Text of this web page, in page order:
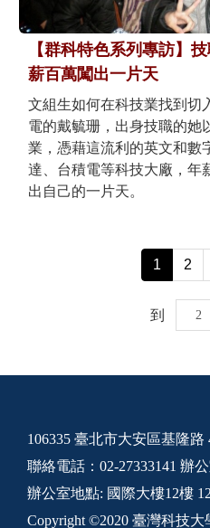
【群科特色系列專訪】
薪百萬闖出一片天
文組生如何在科技業找到切
電的戴毓珊，出身技職的她
業，憑藉這流利的英文和數
達、台積電等科技大廠，年
出自己的一片天。
1 2
到
106335 臺北市大安區基隆路
聯絡電話：02-27333141 辦
辦公室地點: 國際大樓12樓
Copyright ©2020 臺灣科技大